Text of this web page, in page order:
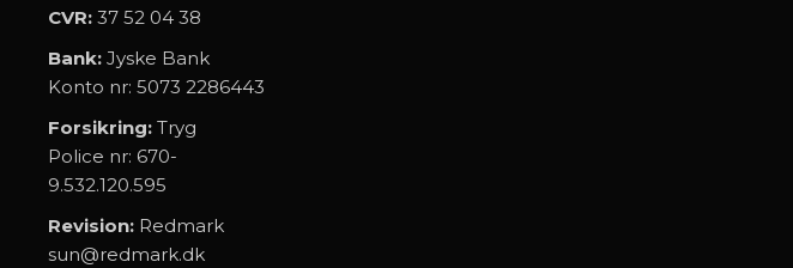
CVR: 37 52 04 38
Bank: Jyske Bank
Konto nr: 5073 2286443
Forsikring: Tryg
Police nr: 670-
9.532.120.595
Revision: Redmark
sun@redmark.dk